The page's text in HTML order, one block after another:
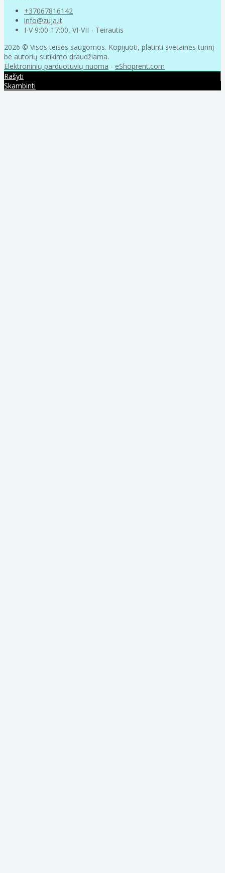
+37067816142
info@zuja.lt
I-V 9:00-17:00, VI-VII - Teirautis
2026 © Visos teisės saugomos. Kopijuoti, platinti svetainės turinį
be autorių sutikimo draudžiama.
Elektroninių parduotuvių nuoma - eShoprent.com
Rašyti
Skambinti